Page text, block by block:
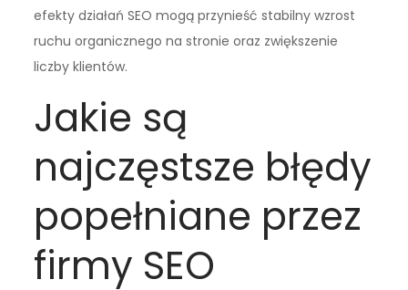
efekty działań SEO mogą przynieść stabilny wzrost
ruchu organicznego na stronie oraz zwiększenie
liczby klientów.
Jakie są
najczęstsze błędy
popełniane przez
firmy SEO